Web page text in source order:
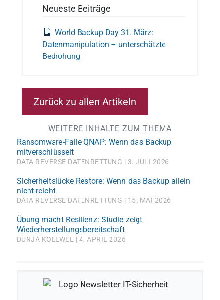
Neueste Beiträge
World Backup Day 31. März:
Datenmanipulation – unterschätzte
Bedrohung
Zurück zu allen Artikeln
WEITERE INHALTE ZUM THEMA
Ransomware-Falle QNAP: Wenn das Backup
mitverschlüsselt
DATA REVERSE DATENRETTUNG 3. JULI 2026
Sicherheitslücke Restore: Wenn das Backup allein
nicht reicht
DATA REVERSE DATENRETTUNG 15. MAI 2026
Übung macht Resilienz: Studie zeigt
Wiederherstellungsbereitschaft
DUNJA KOELWEL 4. APRIL 2026